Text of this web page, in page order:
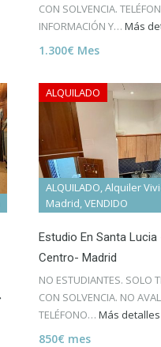
CON SOLVENCIA.
INFORMACIÓN Y… Más
1.300€ Mes
ALQUILADO
ALQUILADO, Alquiler
Madrid, VENDIDO
Estudio En Santa
Centro- Madrid
NO ESTUDIANTES. SOLO
CON SOLVENCIA. NO
TELÉFONO… Más detalles
850€ mes